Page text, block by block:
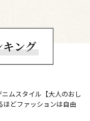
ムスタイル【大人のおし
ほどファッションは自由